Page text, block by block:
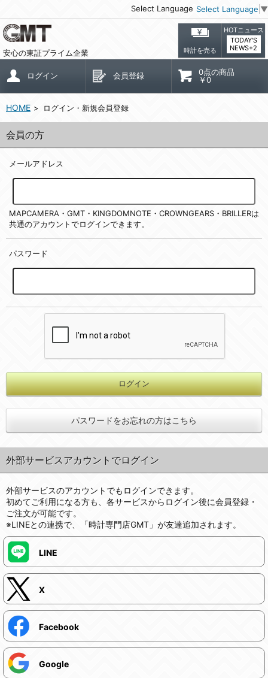
Select Language Select Language ▼
安心の東証プライム企業 時計を売る
HOTニュース
TODAY'S
NEWS+2
ログイン 会員登録
0点の商品
￥0
HOME ログイン・新規会員登録
会員の方
メールアドレス
MAPCAMERA・GMT・KINGDOMNOTE・CROWNGEARS・BRILLERは
共通のアカウントでログインできます。
パスワード
パスワードをお忘れの方はこちら
外部サービスアカウントでログイン
外部サービスのアカウントでもログインできます。
初めてご利用になる方も、各サービスからログイン後に会員登録・
ご注文が可能です。
※LINEとの連携で、「時計専門店GMT」が友達追加されます。
LINE
X
Facebook
Google